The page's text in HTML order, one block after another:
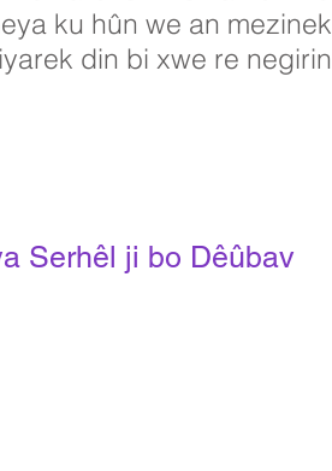
ku hûn we an mezinek
din bi xwe re negirin.
Serhêl ji bo Dêûbav